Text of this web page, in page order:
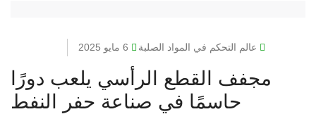
عالم التحكم في المواد الصلبة 6 مايو 2025
مجفف القطع الرأسي يلعب دورًا
حاسمًا في صناعة حفر النفط